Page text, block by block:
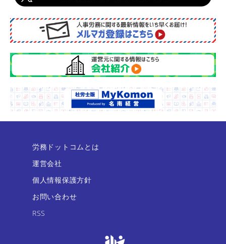
労務ドットコムとは
運営会社
個人情報保護方針
お問い合わせ
RSS